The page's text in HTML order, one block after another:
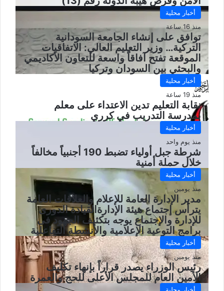
أخبار محلية
منذ 16 ساعة
توافق على إنشاء الجامعة السودانية
التركية… وزير التعليم العالي: الاتفاقيات
الموقعة تفتح آفاقاً واسعة للتعاون الأكاديمي
والبحثي بين السودان وتركيا
أخبار محلية
منذ 19 ساعة
نقابة التعليم تدين الاعتداء على معلم
بمدرسة التدريب في كرري
أخبار محلية
منذ يوم واحد
شرطة جبل أولياء تضبط 190 أجنبياً مخالفاً
خلال حملة أمنية
أخبار محلية
منذ يومين
مدير الإدارة العامة للإعلام والعلاقات العامة
يترأس إجتماع هيئة الإدارةالقيادة الدورى
للإدارة والإجتماع يوجه بتكثيف الجهود فى
برامج التوعية الإعلامية والأنشطة التفاعلية
أخبار محلية
منذ يومين
رئيس الوزراء يصدر قراراً بإنهاء تكليف
الأمين العام للمجلس الأعلى للحج والعمرة
أخبار محلية